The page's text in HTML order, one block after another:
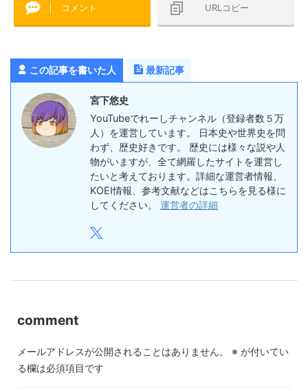
コメント URLコピー
この記事を書いた人 最新記事
宮下悠史
YouTubeでれーしチャンネル（登録者数５万
人）を運営しています。 日本史や世界史を問
わず、歴史好きです。 歴史には様々な説や人
物がいますが、全て網羅したサイトを運営し
たいと考えております。詳細な運営者情報、
KOEI情報、参考文献などはこちらを見る様に
してください。 運営者の詳細
comment
メールアドレスが公開されることはありません。 ※ が付いてい
る欄は必須項目です